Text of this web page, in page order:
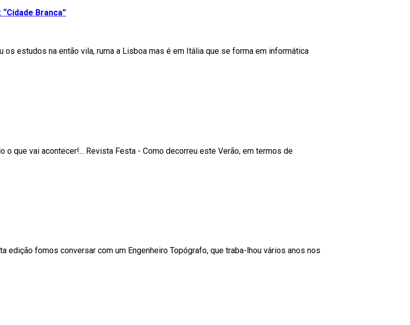
Branca”
os estudos na então vila, ruma a Lisboa mas é em Itália que se forma em informática
que vai acontecer!... Revista Festa - Como decorreu este Verão, em termos de
edição fomos conversar com um Engenheiro Topógrafo, que traba-lhou vários anos nos